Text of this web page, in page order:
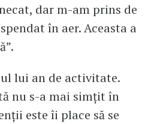
dar m-am prins de
în aer. Aceasta a
lui an de activitate.
nu s-a mai simțit în
este îi place să se